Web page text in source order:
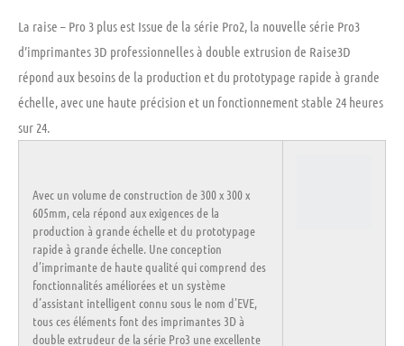
La raise – Pro 3 plus est Issue de la série Pro2, la nouvelle série Pro3
d’imprimantes 3D professionnelles à double extrusion de Raise3D
répond aux besoins de la production et du prototypage rapide à grande
échelle, avec une haute précision et un fonctionnement stable 24 heures
sur 24.
Avec un volume de construction de 300 x 300 x
605mm,cela répond aux exigences de la
production à grande échelle et du prototypage
rapideà grande échelle. Une conception
d’imprimante de haute qualité qui comprend des
fonctionnalités améliorées et un système
d’assistant intelligent connu sous le nom d’EVE,
tous ces éléments font des imprimantes 3D à
double extrudeurde la série Pro3 une excellente